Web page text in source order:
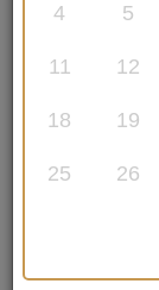
4 5
11 12
18 19
25 26